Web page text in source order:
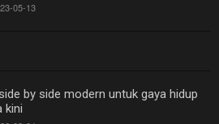
05-13
by side modern untuk gaya hidup
kini